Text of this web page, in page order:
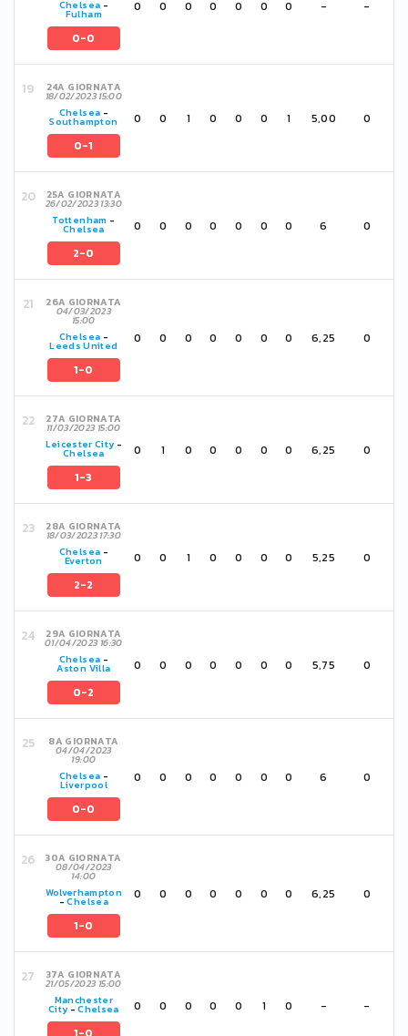
Chelsea -
Fulham
0-0
0 0 0 0 0 0 0 - -
24A GIORNATA
18/02/2023 15:00
Chelsea -
Southampton
0-1
0 0 1 0 0 0 1 5,00 0
25A GIORNATA
26/02/2023 13:30
Tottenham -
Chelsea
2-0
0 0 0 0 0 0 0 6 0
26A GIORNATA
04/03/2023
15:00
Chelsea -
Leeds United
1-0
0 0 0 0 0 0 0 6,25 0
27A GIORNATA
11/03/2023 15:00
Leicester City-
Chelsea
1-3
0 1 0 0 0 0 0 6,25 0
28A GIORNATA
18/03/2023 17:30
Chelsea -
Everton
2-2
0 0 1 0 0 0 0 5,25 0
29A GIORNATA
01/04/2023 16:30
Chelsea -
Aston Villa
0-2
0 0 0 0 0 0 0 5,75 0
8A GIORNATA
04/04/2023
19:00
Chelsea -
Liverpool
0-0
0 0 0 0 0 0 0 6 0
30A GIORNATA
08/04/2023
14:00
Wolverhampton
-Chelsea
1-0
0 0 0 0 0 0 0 6,25 0
37A GIORNATA
21/05/2023 15:00
Manchester
City-Chelsea 0 0 0 0 0 1 0 - -